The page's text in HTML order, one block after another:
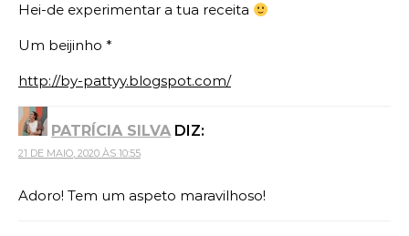
Hei-de experimentar a tua receita
Um beijinho *
http://by-pattyy.blogspot.com/
PATRÍCIA SILVA DIZ:
21 DE MAIO, 2020 ÀS 10:55
Adoro! Tem um aspeto maravilhoso!